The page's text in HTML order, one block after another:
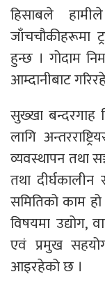
हिसाबले
जाँचचौकीहरूमा
हुन्छ । गोदाम
आम्दानीबाट
सुख्खा बन्दरगाह
लागि
व्यवस्थापन तथा
तथा
समितिको काम
विषयमा उद्योग,
एवं प्रमुख
आइरहेको छ ।